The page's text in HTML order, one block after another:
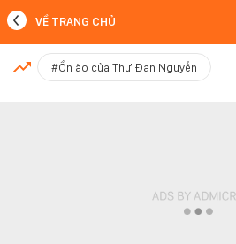
MỚI NHẤT
VỀ TRANG CHỦ
#Ồn ào của Thư Đan Nguyễn